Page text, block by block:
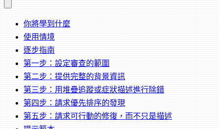
你將學到什麼
使用情境
逐步指南
第一步：設定審查的範圍
第二步：提供完整的背景資訊
第三步：用堆疊追蹤或症狀描述進行除錯
第四步：請求優先排序的發現
第五步：請求可行動的修復，而不只是描述